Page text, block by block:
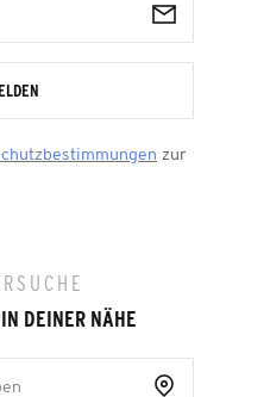
zur
DEINER NÄHE